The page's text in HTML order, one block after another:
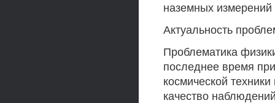
наземных измерений
Актуальность
Проблематика
последнее время
космической
качество